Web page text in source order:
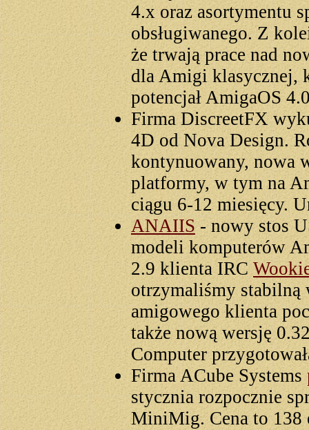
4.x oraz asortymentu
obsługiwanego. Z
że trwają prace nad
dla Amigi klasycznej,
potencjał AmigaOS
Firma DiscreetFX
4D od Nova Design.
kontynuowany, nowa
platformy, w tym na
ciągu 6-12 miesięcy.
ANAIIS - nowy stos
modeli komputerów
2.9 klienta IRC
otrzymaliśmy stabilną
amigowego klienta
także nową wersję
Computer
Firma ACube Systems
stycznia rozpocznie
MiniMig. Cena to 138